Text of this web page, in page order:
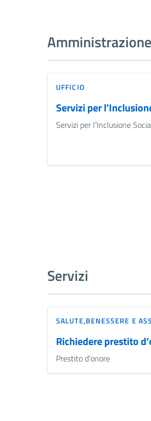
Amministrazione
UFFICIO
Servizi per
Servizi per l’Inclusione
Servizi
SALUTE,BENESSERE E
Richiedere prestito
Prestito d’onore